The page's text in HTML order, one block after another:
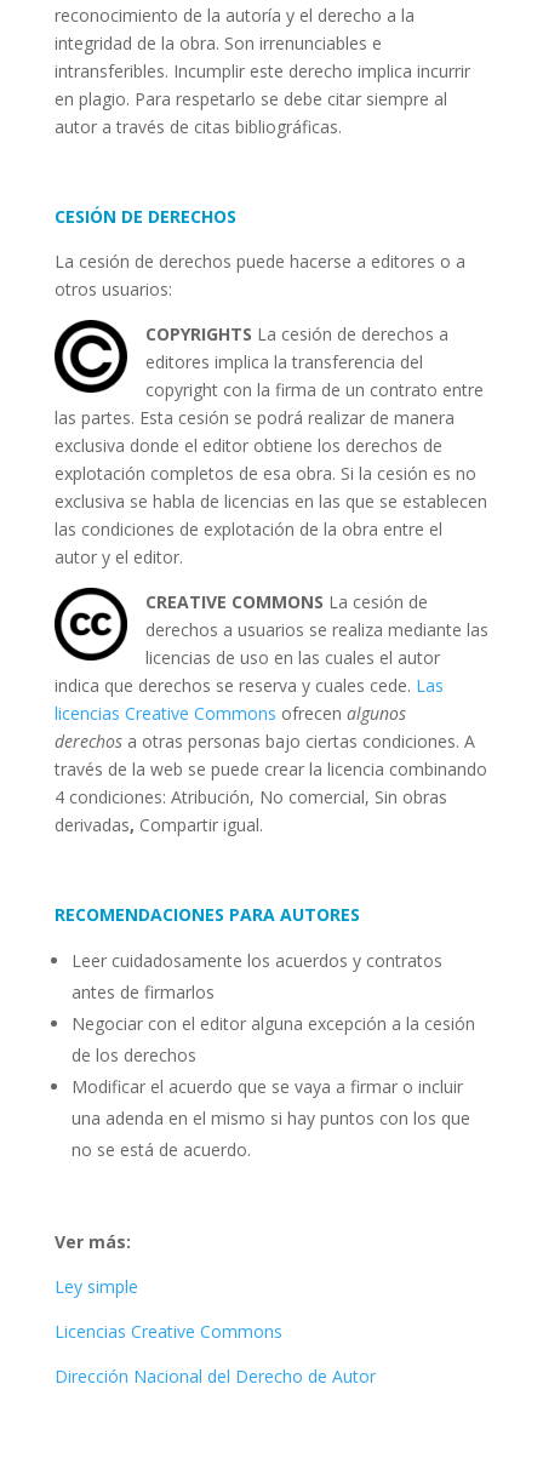
reconocimiento de la autoría y el derecho a la
integridad de la obra. Son irrenunciables e
intransferibles. Incumplir este derecho implica incurrir
en plagio. Para respetarlo se debe citar siempre al
autor a través de citas bibliográficas.
CESIÓN DE DERECHOS
La cesión de derechos puede hacerse a editores o a
otros usuarios:
COPYRIGHTS La cesión de derechos a
editores implica la transferencia del
copyright con la firma de un contrato entre
las partes. Esta cesión se podrá realizar de manera
exclusiva donde el editor obtiene los derechos de
explotación completos de esa obra. Si la cesión es no
exclusiva se habla de licencias en las que se establecen
las condiciones de explotación de la obra entre el
autor y el editor.
CREATIVE COMMONS La cesión de
derechos a usuarios se realiza mediante las
licencias de uso en las cuales el autor
indica que derechos se reserva y cuales cede. Las
licencias Creative Commons ofrecen algunos
derechosa otras personas bajo ciertas condiciones. A
través de la web se puede crear la licencia combinando
4 condiciones: Atribución, No comercial, Sin obras
derivadas, Compartir igual.
RECOMENDACIONES PARA AUTORES
Leer cuidadosamente los acuerdos y contratos
antes de firmarlos
Negociar con el editor alguna excepción a la cesión
de los derechos
Modificar el acuerdo que se vaya a firmar o incluir
una adenda en el mismo si hay puntos con los que
no se está de acuerdo.
Ver más:
Ley simple
Licencias Creative Commons
Dirección Nacional del Derecho de Autor